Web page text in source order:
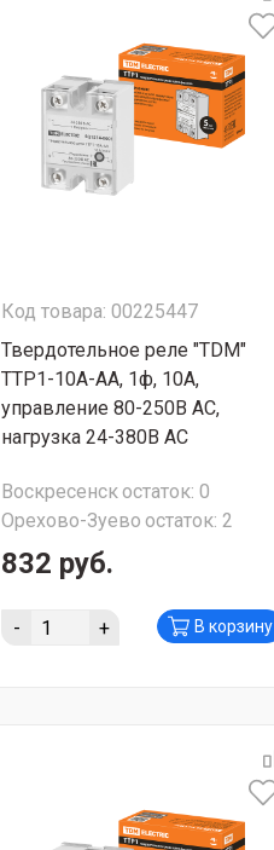
Код товара: 00225447
Твердотельное реле "TDM"
ТТР1-10А-AА, 1ф, 10А,
управление 80-250В AС,
нагрузка 24-380В АС
Воскресенскостаток: 0
Орехово-Зуево остаток: 2
832 руб.
- + В корзину